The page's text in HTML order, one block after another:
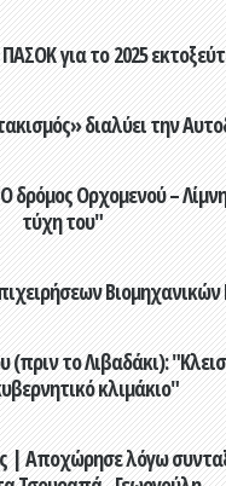
για το 2025
διαλύει την
Ορχομενού –
τύχη του"
το Λιβαδάκι):
κλιμάκιο"
| Αποχώρησε λόγω